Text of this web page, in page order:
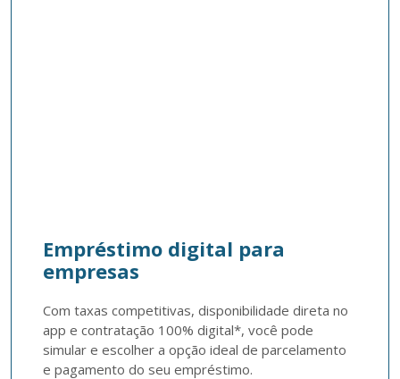
Empréstimo digital para
empresas
Com taxas competitivas, disponibilidade direta no
app e contratação 100% digital*, você pode
simular e escolher a opção ideal de parcelamento
e pagamento do seu empréstimo.